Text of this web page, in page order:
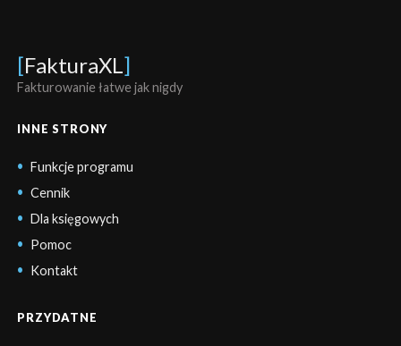
[FakturaXL ]
Fakturowanie łatwe jak nigdy
INNE STRONY
Funkcje programu
Cennik
Dla księgowych
Pomoc
Kontakt
PRZYDATNE